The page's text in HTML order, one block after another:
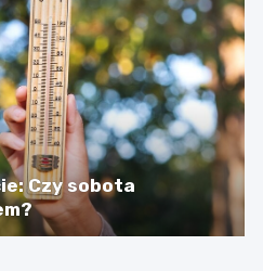
Czy sobota